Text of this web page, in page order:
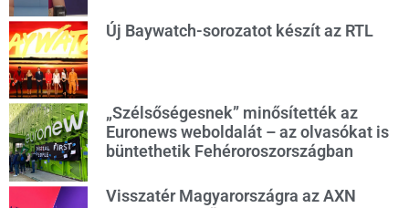
Új Baywatch-sorozatot készít az RTL
„Szélsőségesnek” minősítették az
Euronews weboldalát – az olvasókat is
büntethetik Fehéroroszországban
Visszatér Magyarországra az AXN